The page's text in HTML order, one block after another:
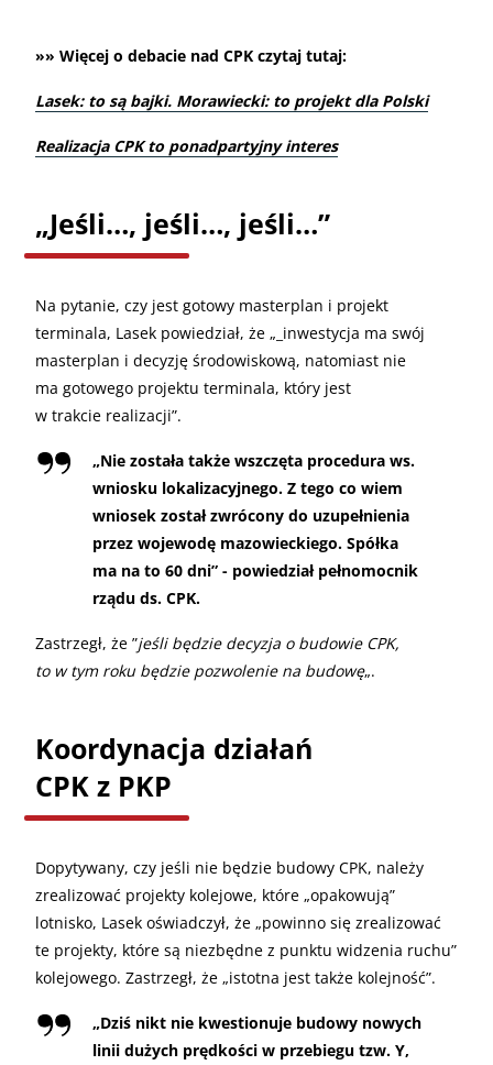
»» Więcej o debacie nad CPK czytaj tutaj:
Lasek: to są bajki. Morawiecki: to projekt dla Polski
Realizacja CPK to ponadpartyjny interes
„Jeśli…, jeśli…, jeśli…”
Na pytanie, czy jest gotowy masterplan i projekt
terminala, Lasek powiedział, że „_inwestycja ma swój
masterplan i decyzję środowiskową, natomiast nie
ma gotowego projektu terminala, który jest
w trakcie realizacji”.
„Nie została także wszczęta procedura ws.
wniosku lokalizacyjnego. Z tego co wiem
wniosek został zwrócony do uzupełnienia
przez wojewodę mazowieckiego. Spółka
ma na to 60 dni” - powiedział pełnomocnik
rządu ds. CPK.
Zastrzegł, że ”jeśli będzie decyzja o budowie CPK,
to w tym roku będzie pozwolenie na budowę„.
Koordynacja działań
CPK z PKP
Dopytywany, czy jeśli nie będzie budowy CPK, należy
zrealizować projekty kolejowe, które „opakowują”
lotnisko, Lasek oświadczył, że „powinno się zrealizować
te projekty, które są niezbędne z punktu widzenia ruchu”
kolejowego. Zastrzegł, że „istotna jest także kolejność”.
„Dziś nikt nie kwestionuje budowy nowych
linii dużych prędkości w przebiegu tzw. Y,